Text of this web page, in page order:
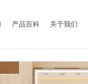
产品百科 关于我们